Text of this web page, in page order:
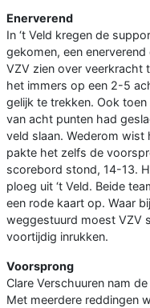
Enerverend
In ‘t Veld kregen de
gekomen, een
VZV zien over veerkracht
het immers op een 2-5
gelijk te trekken. Ook
van acht punten had
veld slaan. Wederom
pakte het zelfs de
scorebord stond, 14-13.
ploeg uit ‘t Veld. Beide
een rode kaart op. Waar
weggestuurd moest VZV
voortijdig inrukken.
Voorsprong
Clare Verschuuren nam
Met meerdere reddingen